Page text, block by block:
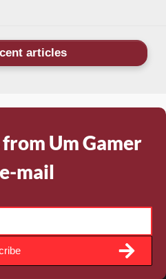
articles
Um Gamer
mail